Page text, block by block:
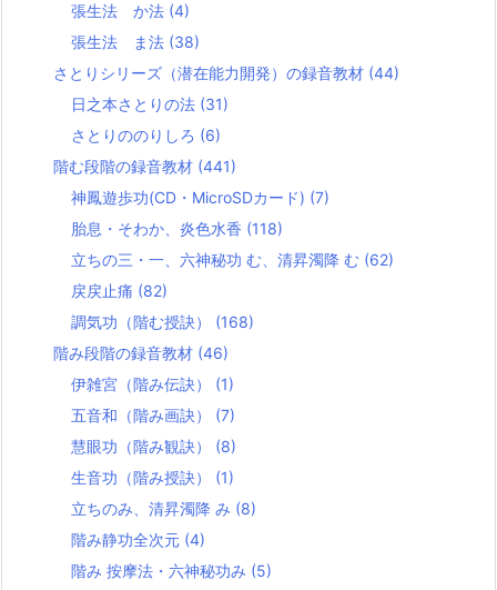
張生法 か法 (4)
張生法 ま法 (38)
さとりシリーズ（潜在能力開発）の録音教材 (44)
日之本さとりの法 (31)
さとりののりしろ (6)
階む段階の録音教材 (441)
神鳳遊歩功(CD・MicroSDカード) (7)
胎息・そわか、炎色水香 (118)
立ちの三・一、六神秘功 む、清昇濁降 む (62)
戻戻止痛 (82)
調気功（階む授訣） (168)
階み段階の録音教材 (46)
伊雑宮（階み伝訣） (1)
五音和（階み画訣） (7)
慧眼功（階み観訣） (8)
生音功（階み授訣） (1)
立ちのみ、清昇濁降 み (8)
階み静功全次元 (4)
階み 按摩法・六神秘功み (5)